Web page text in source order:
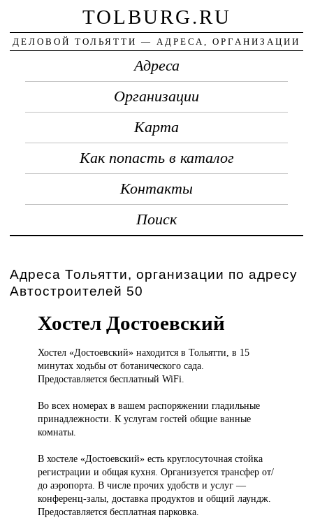
TOLBURG.RU
ДЕЛОВОЙ ТОЛЬЯТТИ — АДРЕСА, ОРГАНИЗАЦИИ
Адреса
Организации
Карта
Как попасть в каталог
Контакты
Поиск
Адреса Тольятти, организации по адресу
Автостроителей 50
Хостел Достоевский
Хостел «Достоевский»находится в Тольятти, в 15
минутах ходьбы от ботанического сада.
Предоставляется бесплатный WiFi.
Во всех номерах в вашем распоряжении гладильные
принадлежности. К услугам гостей общие ванные
комнаты.
В хостеле «Достоевский» есть круглосуточная стойка
регистрации и общая кухня. Организуется трансфер от/
до аэропорта. В числе прочих удобств и услуг —
конференц-залы, доставка продуктов и общий лаундж.
Предоставляется бесплатная парковка.